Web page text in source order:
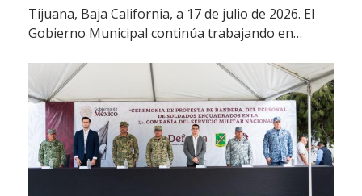
Tijuana, Baja California, a 17 de julio de 2026. El
Gobierno Municipal continúa trabajando en…